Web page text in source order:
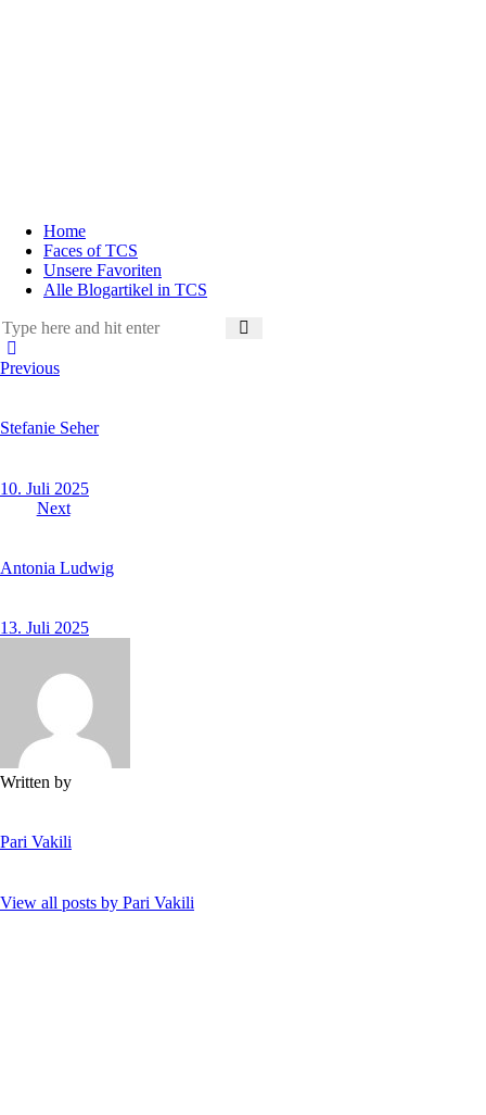
Home
Faces of TCS
Unsere Favoriten
Alle Blogartikel in TCS
Beitragsnavigation
Previous
Stefanie Seher
10. Juli 2025
Next
Antonia Ludwig
13. Juli 2025
Written by
Pari Vakili
View all posts by Pari Vakili